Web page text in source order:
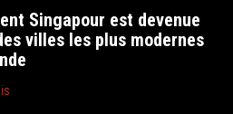
Singapour est devenue
villes les plus modernes